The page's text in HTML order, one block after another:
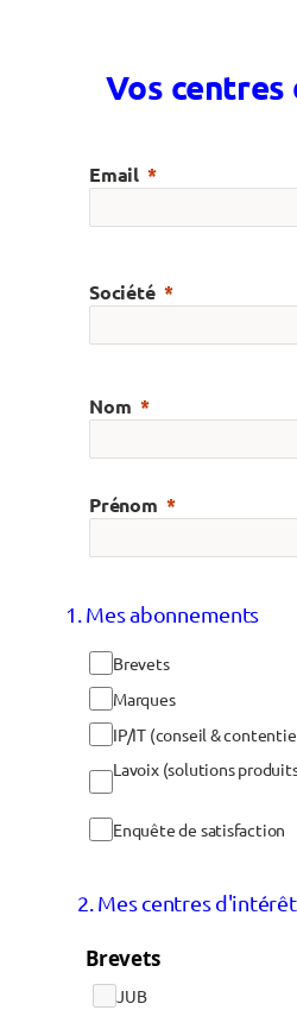
Vos
Email
Société
Nom
Prénom
1. Mes abonnements
Brevets
Marques
IP/IT (conseil &
Lavoix (solutions
Enquête de satisfaction
2. Mes centres d'intérêt
Brevets
JUB